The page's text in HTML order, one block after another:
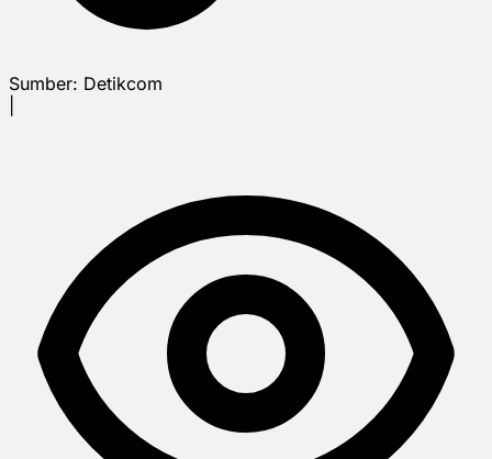
Sumber: Detikcom